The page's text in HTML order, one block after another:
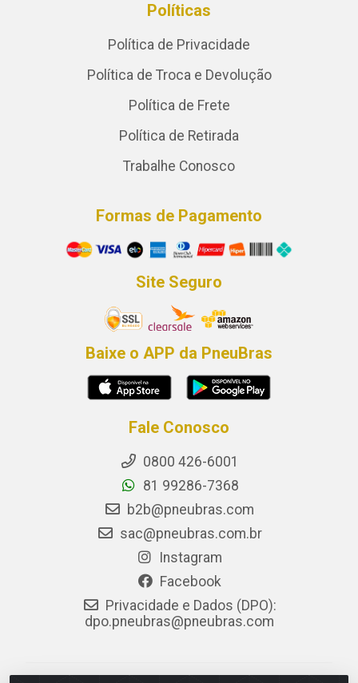
Políticas
Política de Privacidade
Política de Troca e Devolução
Política de Frete
Política de Retirada
Trabalhe Conosco
Formas de Pagamento
Site Seguro
Baixe o APP da PneuBras
Fale Conosco
0800 426-6001
81 99286-7368
b2b@pneubras.com
sac@pneubras.com.br
Instagram
Facebook
Privacidade e Dados (DPO):
dpo.pneubras@pneubras.com